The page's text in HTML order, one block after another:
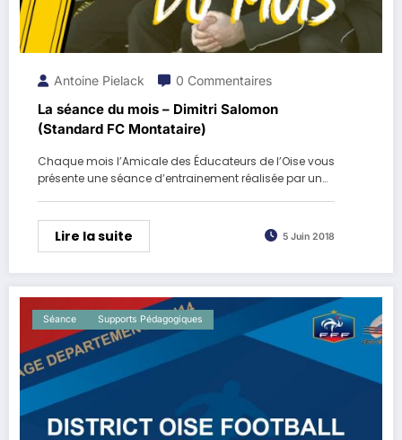
Antoine Pielack 0 Commentaires
La séance du mois – Dimitri Salomon
(Standard FC Montataire)
Chaque mois l’Amicale des Éducateurs de l’Oise vous
présente une séance d’entrainement réalisée par un…
Lire la suite 5 Juin 2018
Séance Supports Pédagogiques